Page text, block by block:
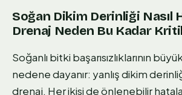
Soğan Dikim Derinliği Nasıl
Drenaj Neden Bu Kadar
Soğanlı bitki başarısızlıklarının
nedene dayanır: yanlış dikim
drenaj. Her ikisi de önlenebilir